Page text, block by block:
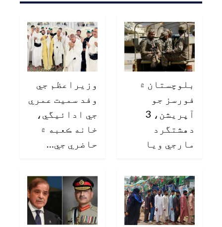
بلوچستان ۾
فورسز جو
آپريشن، 3
دهشتگرد
مارجي ويا
وزيراعظم جي
وفد سميت عمري
جي ادائيگي،
خانه ڪعبه ۾
حاضري جي…